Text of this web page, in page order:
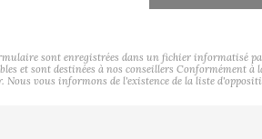
sont enregistrées dans un fichier informatisé
et sont destinées à nos conseillers
vous informons de l'existence de la liste